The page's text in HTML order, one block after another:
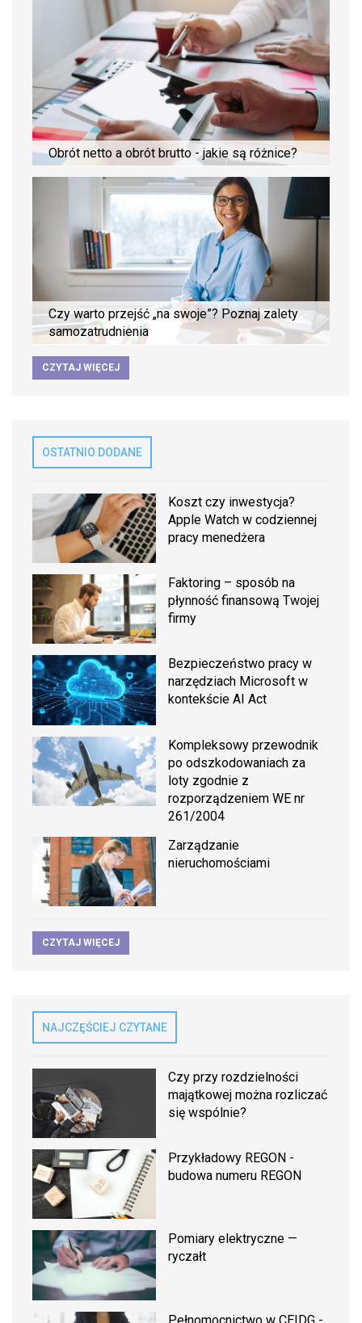
Obrót netto a obrót brutto - jakie są różnice?
Czy warto przejść „na swoje”? Poznaj zalety
samozatrudnienia
CZYTAJ WIĘCEJ
OSTATNIO DODANE
Koszt czy inwestycja?
Apple Watch w codziennej
pracy menedżera
Faktoring – sposób na
płynność finansową Twojej
firmy
Bezpieczeństwo pracy w
narzędziach Microsoft w
kontekście AI Act
Kompleksowy przewodnik
po odszkodowaniach za
loty zgodnie z
rozporządzeniem WE nr
261/2004
Zarządzanie
nieruchomościami
CZYTAJ WIĘCEJ
NAJCZĘŚCIEJ CZYTANE
Czy przy rozdzielności
majątkowej można rozliczać
się wspólnie?
Przykładowy REGON -
budowa numeru REGON
Pomiary elektryczne —
ryczałt
Pełnomocnictwo w CEIDG -